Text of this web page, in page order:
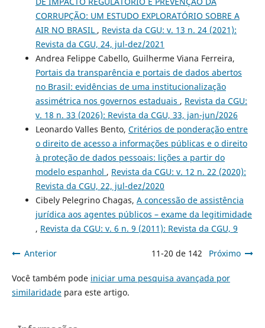
CORRUPÇÃO: UM ESTUDO EXPLORATÓRIO SOBRE A
AIR NO BRASIL , Revista da CGU: v. 13 n. 24 (2021):
Revista da CGU, 24, jul-dez/2021
Andrea Felippe Cabello, Guilherme Viana Ferreira,
Portais da transparência e portais de dados abertos
no Brasil: evidências de uma institucionalização
assimétrica nos governos estaduais , Revista da CGU:
v. 18 n. 33 (2026): Revista da CGU, 33, jan-jun/2026
Leonardo Valles Bento, Critérios de ponderação entre
o direito de acesso a informações públicas e o direito
à proteção de dados pessoais: lições a partir do
modelo espanhol , Revista da CGU: v. 12 n. 22 (2020):
Revista da CGU, 22, jul-dez/2020
Cibely Pelegrino Chagas, A concessão de assistência
jurídica aos agentes públicos – exame da legitimidade
, Revista da CGU: v. 6 n. 9 (2011): Revista da CGU, 9
Anterior 11-20 de 142 Próximo
Você também pode iniciar uma pesquisa avançada por
similaridadepara este artigo.